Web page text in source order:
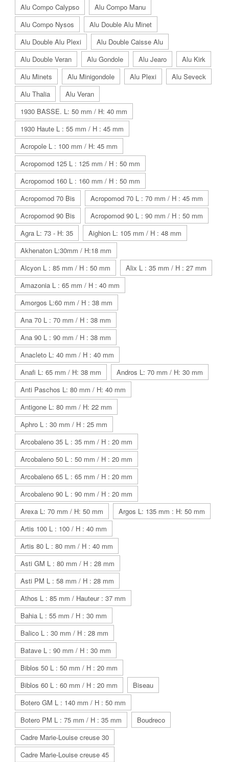
Alu Compo Calypso
Alu Compo Manu
Alu Compo Nysos
Alu Double Alu Minet
Alu Double Alu Plexi
Alu Double Caisse Alu
Alu Double Veran
Alu Gondole Alu Jearo
Alu Kirk
Alu Minets
Alu Minigondole Alu Plexi
Alu Seveck
Alu Thalia
Alu Veran
1930 BASSE. L: 50 mm / H: 40 mm
1930 Haute L : 55 mm / H : 45 mm
Acropole L : 100 mm / H: 45 mm
Acropomod 125 L : 125 mm / H : 50 mm
Acropomod 160 L : 160 mm / H : 50 mm
Acropomod 70 Bis
Acropomod 70 L : 70 mm / H : 45 mm
Acropomod 90 Bis
Acropomod 90 L : 90 mm / H : 50 mm
Agra L: 73 - H: 35
Aighion L: 105 mm / H : 48 mm
Akhenaton L:30mm / H:18 mm
Alcyon L : 85 mm / H : 50 mm
Alix L : 35 mm / H : 27 mm
Amazonia L : 65 mm / H : 40 mm
Amorgos L:60 mm / H : 38 mm
Ana 70 L : 70 mm / H : 38 mm
Ana 90 L : 90 mm / H : 38 mm
Anacleto L: 40 mm / H : 40 mm
Anafi L: 65 mm / H: 38 mm
Andros L: 70 mm / H: 30 mm
Anti Paschos L: 80 mm / H: 40 mm
Antigone L: 80 mm / H: 22 mm
Aphro L : 30 mm / H : 25 mm
Arcobaleno 35 L : 35 mm / H : 20 mm
Arcobaleno 50 L : 50 mm / H : 20 mm
Arcobaleno 65 L : 65 mm / H : 20 mm
Arcobaleno 90 L : 90 mm / H : 20 mm
Arexa L: 70 mm / H: 50 mm
Argos L: 135 mm : H: 50 mm
Artis 100 L : 100 / H : 40 mm
Artis 80 L : 80 mm / H : 40 mm
Asti GM L : 80 mm / H : 28 mm
Asti PM L : 58 mm / H : 28 mm
Athos L : 85 mm / Hauteur : 37 mm
Bahia L : 55 mm / H : 30 mm
Balico L : 30 mm / H : 28 mm
Batave L : 90 mm / H : 30 mm
Biblos 50 L : 50 mm / H : 20 mm
Biblos 60 L : 60 mm / H : 20 mm
Biseau
Botero GM L : 140 mm / H : 50 mm
Botero PM L : 75 mm / H : 35 mm
Boudreco
Cadre Marie-Louise creuse 30
Cadre Marie-Louise creuse 45